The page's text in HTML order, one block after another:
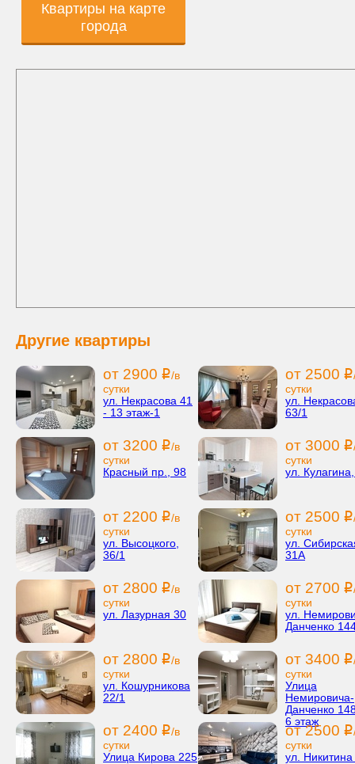
Квартиры на карте
города
Другие квартиры
от 2900 i/в
сутки
ул. Некрасова 41
- 13 этаж-1
от 2500 i
сутки
ул.
63/1
от 3200 i/в
сутки
Красный пр., 98
от 3000 i
сутки
ул.
от 2200 i/в
сутки
ул. Высоцкого,
36/1
от 2500 i
сутки
ул.
31А
от 2800 i/в
сутки
ул. Лазурная 30
от 2700 i
сутки
ул.
Данченко
от 2800 i/в
сутки
ул. Кошурникова
22/1
от 3400 i
сутки
Улица
Немировича-
Данченко
6 этаж
от 2400 i/в
сутки
Улица Кирова 225
от 2500 i
сутки
ул.